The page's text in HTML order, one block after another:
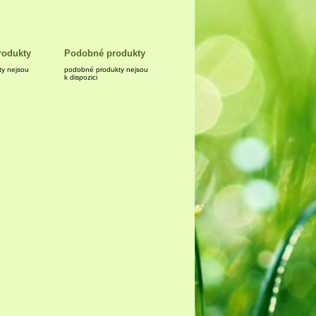
Podobné produkty
podobné produkty nejsou
k dispozici
nejsou